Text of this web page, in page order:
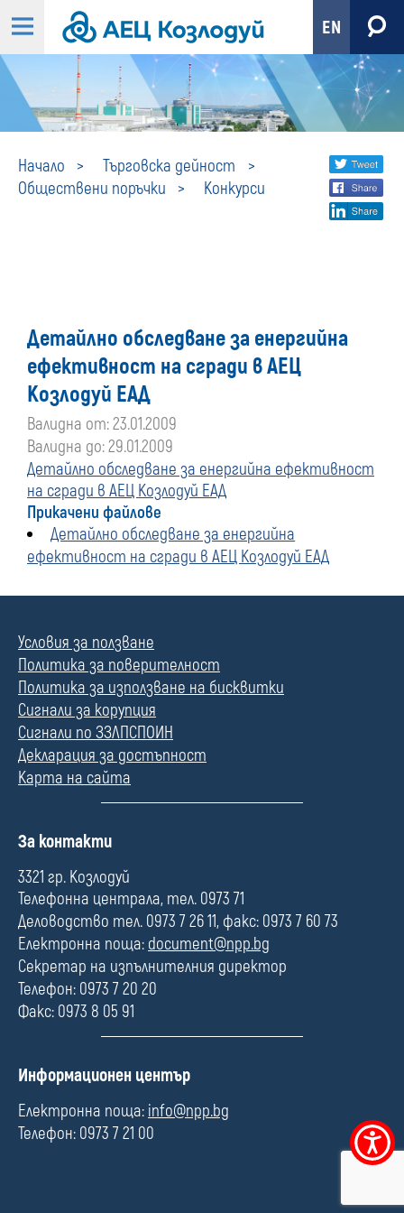
Меню
за
EN
Начало
Търговска дейност
Обществени поръчки
Конкурси
Конкурси
Share
social
Детайлно обследване за енергийна
ефективност на сгради в АЕЦ
Козлодуй ЕАД
Валидна от: 23.01.2009
Валидна до: 29.01.2009
Детайлно обследване за енергийна ефективност
на сгради в АЕЦ Козлодуй ЕАД
Прикачени файлове
Детайлно обследване за енергийна
ефективност на сгради в АЕЦ Козлодуй ЕАД
Условия за ползване
Политика за поверителност
Политика за използване на бисквитки
Сигнали за корупция
Сигнали по ЗЗЛПСПОИН
Декларация за достъпност
Карта на сайта
П
л
е
За контакти
3321 гр. Козлодуй
Телефонна централа, тел. 0973 71
Деловодство тел. 0973 7 26 11, факс: 0973 7 60 73
Електронна поща: document@npp.bg
Секретар на изпълнителния директор
Телефон: 0973 7 20 20
Факс: 0973 8 05 91
П
л
е
Информационен център
Електронна поща: info@npp.bg
Телефон: 0973 7 21 00